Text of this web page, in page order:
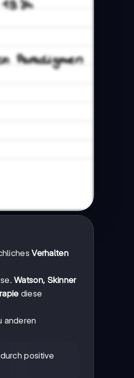
Verhalten
Watson, Skinner
diese
anderen
positive